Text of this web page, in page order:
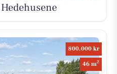
800.000 kr
46 m2